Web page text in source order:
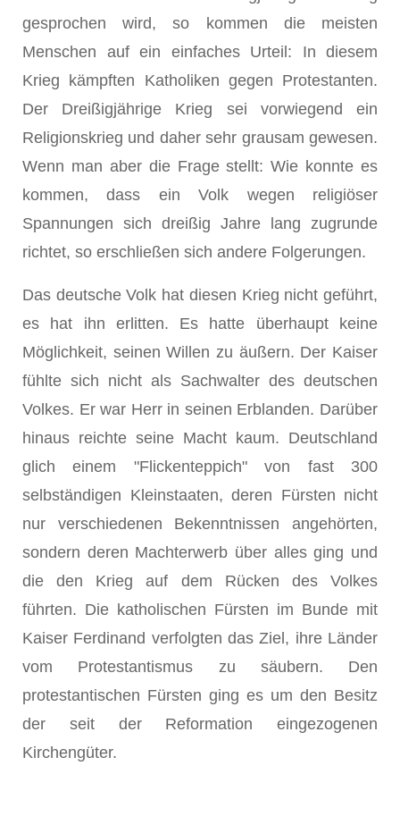
gesprochen wird, so kommen die meisten
Menschen auf ein einfaches Urteil: In diesem
Krieg kämpften Katholiken gegen Protestanten.
Der Dreißigjährige Krieg sei vorwiegend ein
Religionskrieg und daher sehr grausam gewesen.
Wenn man aber die Frage stellt: Wie konnte es
kommen, dass ein Volk wegen religiöser
Spannungen sich dreißig Jahre lang zugrunde
richtet, so erschließen sich andere Folgerungen.
Das deutsche Volk hat diesen Krieg nicht geführt,
es hat ihn erlitten. Es hatte überhaupt keine
Möglichkeit, seinen Willen zu äußern. Der Kaiser
fühlte sich nicht als Sachwalter des deutschen
Volkes. Er war Herr in seinen Erblanden. Darüber
hinaus reichte seine Macht kaum. Deutschland
glich einem "Flickenteppich" von fast 300
selbständigen Kleinstaaten, deren Fürsten nicht
nur verschiedenen Bekenntnissen angehörten,
sondern deren Machterwerb über alles ging und
die den Krieg auf dem Rücken des Volkes
führten. Die katholischen Fürsten im Bunde mit
Kaiser Ferdinand verfolgten das Ziel, ihre Länder
vom Protestantismus zu säubern. Den
protestantischen Fürsten ging es um den Besitz
der seit der Reformation eingezogenen
Kirchengüter.